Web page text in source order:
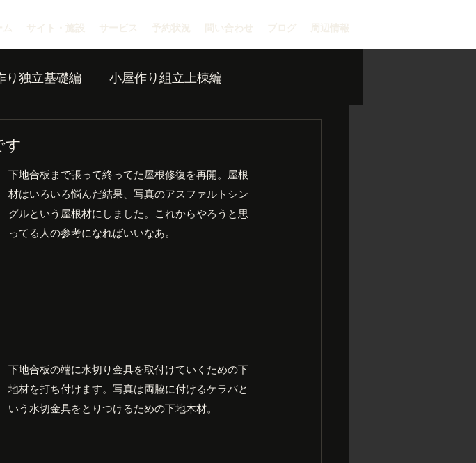
ム サイト・施設 サービス 予約状況 問い合わせ ブログ 周辺情報
り独立基礎編 小屋作り組立上棟編
す
下地合板まで張って終ってた屋根修復を再開。屋根
材はいろいろ悩んだ結果、写真のアスファルトシン
グルという屋根材にしました。これからやろうと思
ってる人の参考になればいいなあ。
下地合板の端に水切り金具を取付けていくための下
地材を打ち付けます。写真は両脇に付けるケラバと
いう水切金具をとりつけるための下地木材。